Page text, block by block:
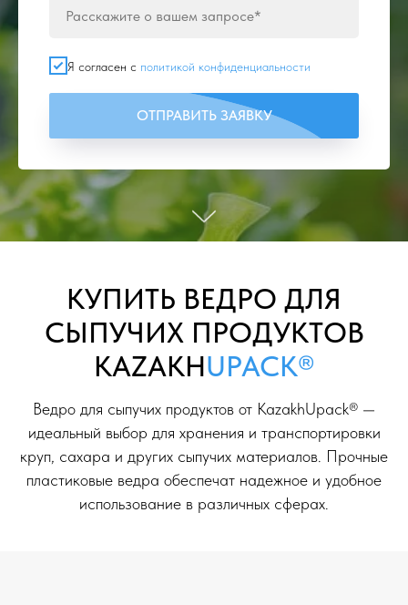
Я согласен с политикой конфиденциальности
ОТПРАВИТЬ ЗАЯВКУ
КУПИТЬ ВЕДРО ДЛЯ
СЫПУЧИХ ПРОДУКТОВ
KAZAKHUPACK®
Ведро для сыпучих продуктов от KazakhUpack® —
идеальный выбор для хранения и транспортировки
круп, сахара и других сыпучих материалов. Прочные
пластиковые ведра обеспечат надежное и удобное
использование в различных сферах.